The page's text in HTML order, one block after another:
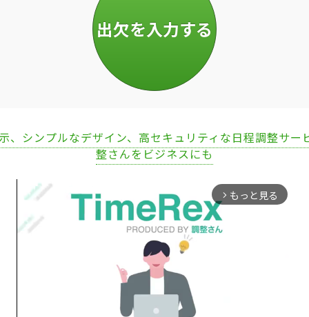
、シンプルなデザイン、高セキュリティな日程調整サ
整さんをビジネスにも
arrow_forward_ios もっと見る